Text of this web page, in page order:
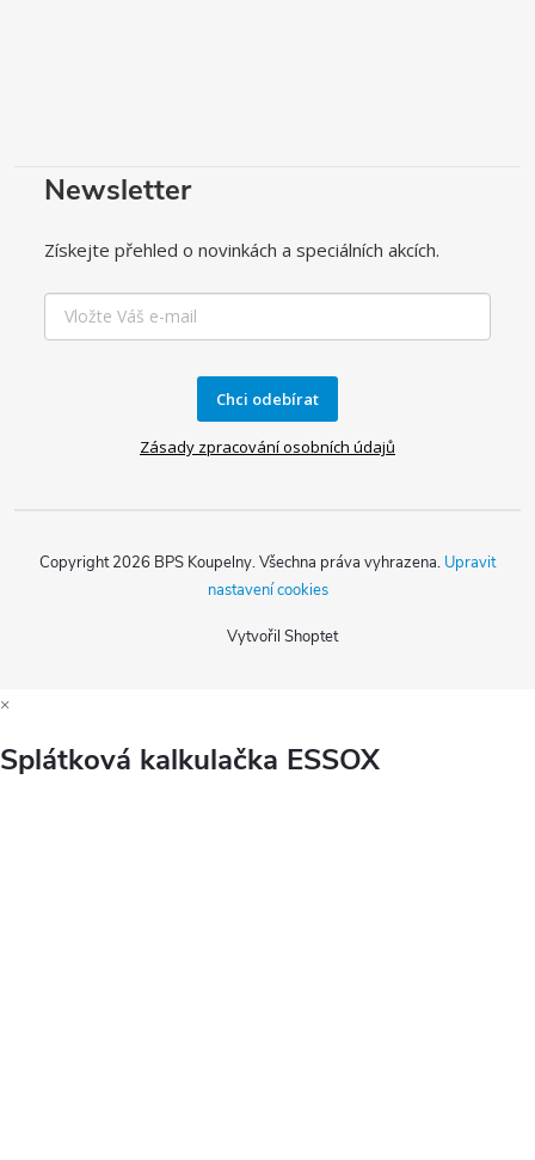
Newsletter
Získejte přehled o novinkách a speciálních akcích.
Chci odebírat
Zásady zpracování osobních údajů
Vytvořil Shoptet
Copyright 2026 BPS Koupelny. Všechna práva vyhrazena. Upravit
nastavení cookies
×
Splátková kalkulačka ESSOX